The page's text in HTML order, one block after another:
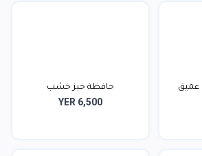
عميق حافظة خبز خشب
YER 6,500